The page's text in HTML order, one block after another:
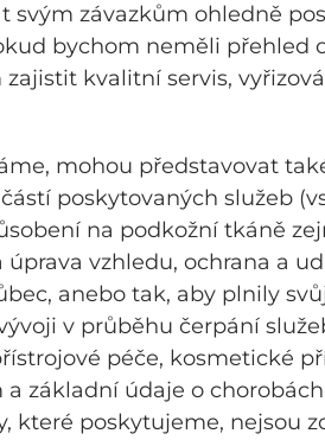
závazkům ohledně
bychom neměli přehled
kvalitní servis,
mohou představovat
poskytovaných služeb
na podkožní tkáně
vzhledu, ochrana a
anebo tak, aby plnily
v průběhu čerpání
péče, kosmetické
základní údaje o
které poskytujeme, nejsou